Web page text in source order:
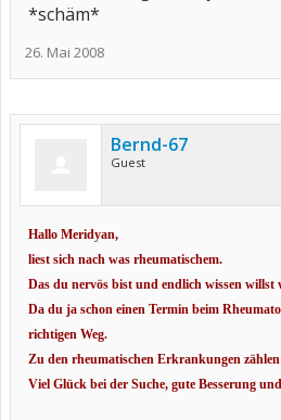
*schäm*
26. Mai 2008
Bernd-67
Guest
Hallo Meridyan,
liest sich nach was rheumatischem.
Das du nervös bist und endlich wissen willst
Da du ja schon einen Termin beim
richtigen Weg.
Zu den rheumatischen Erkrankungen
Viel Glück bei der Suche, gute Besserung